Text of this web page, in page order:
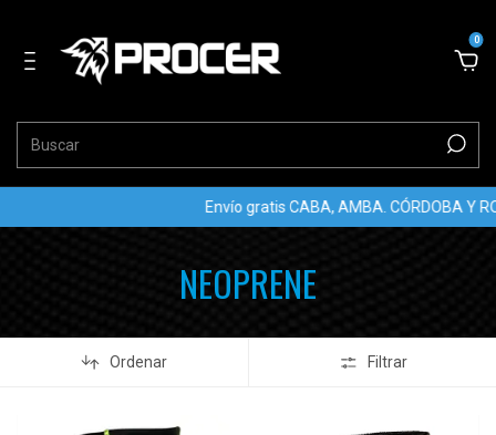
0
Envío gratis CABA, AMBA. CÓRDOBA Y
NEOPRENE
Ordenar Filtrar